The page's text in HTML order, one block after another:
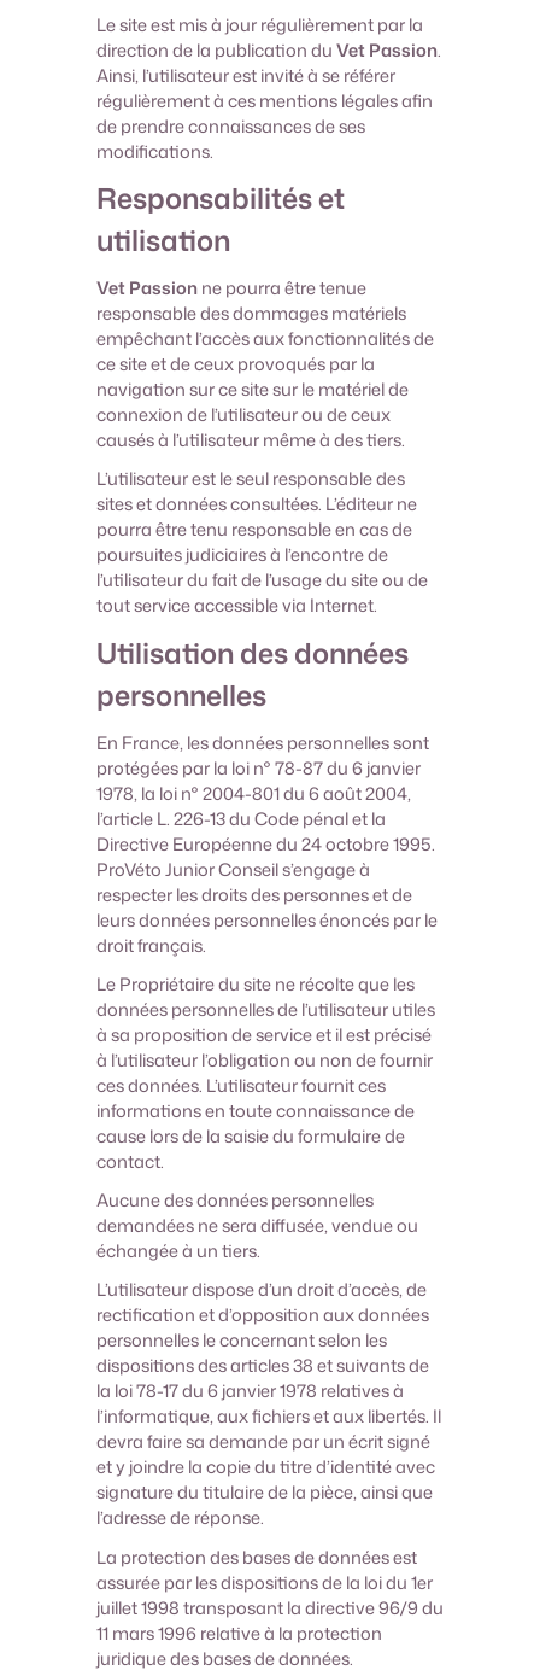
Le site est mis à jour régulièrement par la
direction de la publication duVet Passion.
Ainsi, l’utilisateur est invité à se référer
régulièrement à ces mentions légales afin
de prendre connaissances de ses
modifications.
Responsabilités et
utilisation
Vet Passionne pourra être tenue
responsable des dommages matériels
empêchant l’accès aux fonctionnalités de
ce site et de ceux provoqués par la
navigation sur ce site sur le matériel de
connexion de l’utilisateur ou de ceux
causés à l’utilisateur même à des tiers.
L’utilisateur est le seul responsable des
sites et données consultées. L’éditeur ne
pourra être tenu responsable en cas de
poursuites judiciaires à l’encontre de
l’utilisateur du fait de l’usage du site ou de
tout service accessible via Internet.
Utilisation des données
personnelles
En France, les données personnelles sont
protégées par la loi n° 78-87 du 6 janvier
1978, la loi n° 2004-801 du 6 août 2004,
l’article L. 226-13 du Code pénal et la
Directive Européenne du 24 octobre 1995.
ProVéto Junior Conseil s’engage à
respecter les droits des personnes et de
leurs données personnelles énoncés par le
droit français.
Le Propriétaire du site ne récolte que les
données personnelles de l’utilisateur utiles
à sa proposition de service et il est précisé
à l’utilisateur l’obligation ou non de fournir
ces données. L’utilisateur fournit ces
informations en toute connaissance de
cause lors de la saisie du formulaire de
contact.
Aucune des données personnelles
demandées ne sera diffusée, vendue ou
échangée à un tiers.
L’utilisateur dispose d’un droit d’accès, de
rectification et d’opposition aux données
personnelles le concernant selon les
dispositions des articles 38 et suivants de
la loi 78-17 du 6 janvier 1978 relatives à
l’informatique, aux fichiers et aux libertés. Il
devra faire sa demande par un écrit signé
et y joindre la copie du titre d’identité avec
signature du titulaire de la pièce, ainsi que
l’adresse de réponse.
La protection des bases de données est
assurée par les dispositions de la loi du 1er
juillet 1998 transposant la directive 96/9 du
11 mars 1996 relative à la protection
juridique des bases de données.